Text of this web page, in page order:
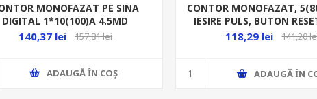
MONOFAZAT PE SINA
DIGITAL 1*10(100)A 4.5MD
140,37 lei 157,81 lei
ADAUGĂ ȊN COŞ
CONTOR MONOFAZAT,
IESIRE PULS, BUTON
DIGITAL, PE SINA
118,29 lei 141,20
ADAUGĂ ȊN